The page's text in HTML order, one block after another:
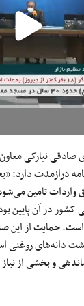
نیارکی
درازمدت
واردات تامین
در آن پایین
است. حمایت از این
دانه‌های
و بخشی از